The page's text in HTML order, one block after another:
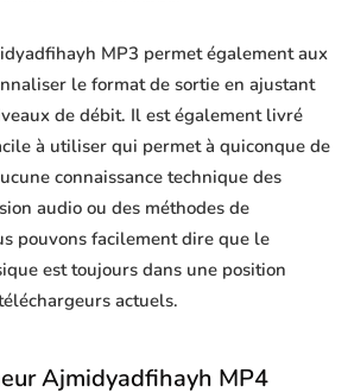
MP3 permet également aux
le format de sortie en ajustant
de débit. Il est également livré
à utiliser qui permet à quiconque de
connaissance technique des
audio ou des méthodes de
pouvons facilement dire que le
est toujours dans une position
actuels.
Ajmidyadfihayh MP4